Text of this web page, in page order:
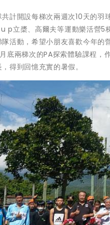
計開設每梯次兩週次10天的
p立槳、高爾夫等運動樂活營5
活動，希望小朋友喜歡今年
底兩梯次的PA探索體驗課程，
得到回憶充實的暑假。